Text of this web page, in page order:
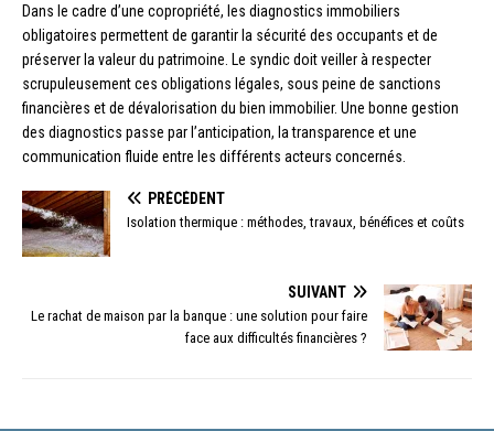
Dans le cadre d’une copropriété, les diagnostics immobiliers
obligatoires permettent de garantir la sécurité des occupants et de
préserver la valeur du patrimoine. Le syndic doit veiller à respecter
scrupuleusement ces obligations légales, sous peine de sanctions
financières et de dévalorisation du bien immobilier. Une bonne gestion
des diagnostics passe par l’anticipation, la transparence et une
communication fluide entre les différents acteurs concernés.
PRÉCÉDENT
Isolation thermique : méthodes, travaux, bénéfices et coûts
SUIVANT
Le rachat de maison par la banque : une solution pour faire
face aux difficultés financières ?